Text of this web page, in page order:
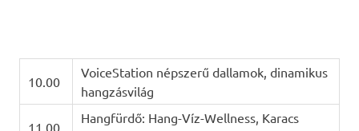
10.00
VoiceStation népszerű dallamok, dinamikus
hangzásvilág
11.00
Hangfürdő: Hang-Víz-Wellness, Karacs